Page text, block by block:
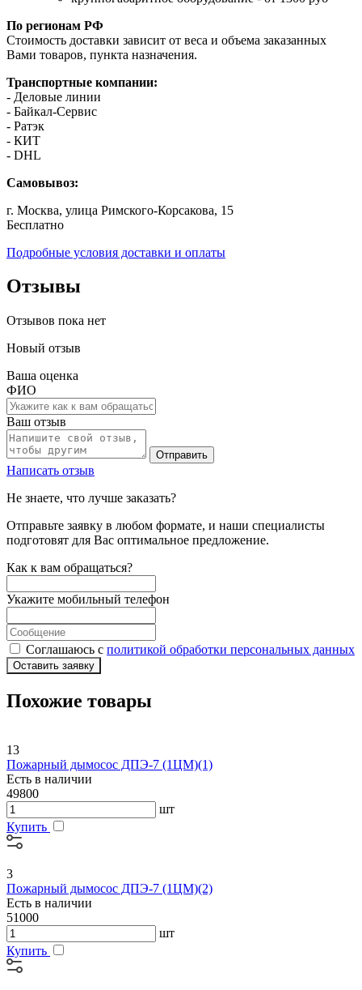
По регионам РФ
Стоимость доставки зависит от веса и объема заказанных
Вами товаров, пункта назначения.
Транспортные компании:
- Деловые линии
- Байкал-Сервис
- Ратэк
- КИТ
- DHL
Самовывоз:
г. Москва, улица Римского-Корсакова, 15
Бесплатно
Подробные условия доставки и оплаты
Отзывы
Отзывов пока нет
Новый отзыв
Ваша оценка
ФИО
Ваш отзыв
Отправить
Написать отзыв
Не знаете, что лучше заказать?
Отправьте заявку в любом формате, и наши специалисты
подготовят для Вас оптимальное предложение.
Как к вам обращаться?
Укажите мобильный телефон
Соглашаюсь с политикой обработки персональных данных
Оставить заявку
Похожие товары
13
Пожарный дымосос ДПЭ-7 (1ЦМ)(1)
Есть в наличии
49800
шт
Купить
3
Пожарный дымосос ДПЭ-7 (1ЦМ)(2)
Есть в наличии
51000
шт
Купить